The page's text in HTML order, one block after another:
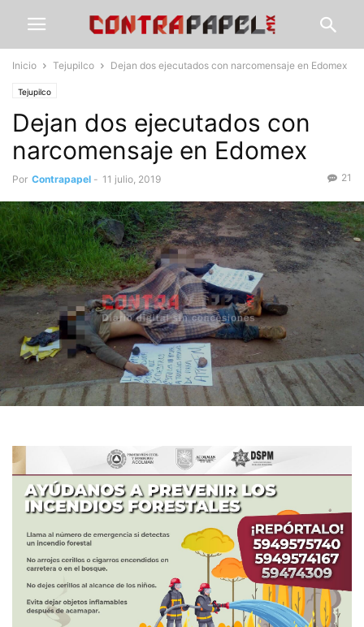
Inicio Tejupilco Dejan dos ejecutados con narcomensaje en Edomex
Tejupilco
Dejan dos ejecutados con
narcomensaje en Edomex
Por Contrapapel - 11 julio, 2019 21